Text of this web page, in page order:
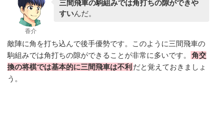
香介
三間飛車の駒組みでは角打ちの隙ができや
すいんだ。
敵陣に角を打ち込んで後手優勢です。このように三間飛車の
駒組みでは角打ちの隙ができることが非常に多いです。
角交
換の将棋では基本的に三間飛車は不利 だと覚えておきましょ
う。